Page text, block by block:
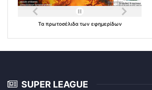
Τα πρωτοσέλιδα των εφημερίδων
SUPER LEAGUE